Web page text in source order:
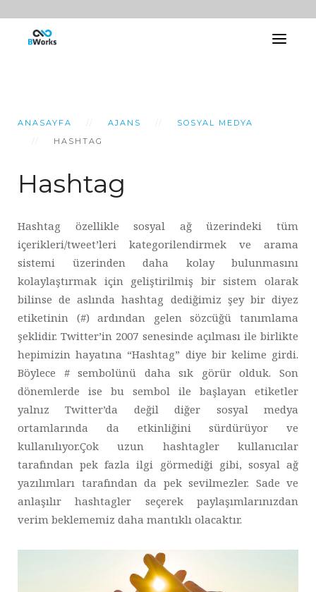
ANASAYFA AJANS
SOSYAL MEDYA
HASHTAG
Hashtag
Hashtag özellikle sosyal ağ üzerindeki tüm
içerikleri/tweet’leri kategorilendirmek ve arama
sistemi üzerinden daha kolay bulunmasını
kolaylaştırmak için geliştirilmiş bir sistem olarak
bilinse de aslında hashtag dediğimiz şey bir diyez
etiketinin (#) ardından gelen sözcüğü tanımlama
şeklidir. Twitter’in 2007 senesinde açılması ile birlikte
hepimizin hayatına “Hashtag” diye bir kelime girdi.
Böylece # sembolünü daha sık görür olduk. Son
dönemlerde ise bu sembol ile başlayan etiketler
yalnız Twitter’da değil diğer sosyal medya
ortamlarında da etkinliğini sürdürüyor ve
kullanılıyor.Çok uzun hashtagler kullanıcılar
tarafından pek fazla ilgi görmediği gibi, sosyal ağ
yazılımları tarafından da pek sevilmezler. Sade ve
anlaşılır hashtagler seçerek paylaşımlarınızdan
verim beklememiz daha mantıklı olacaktır.